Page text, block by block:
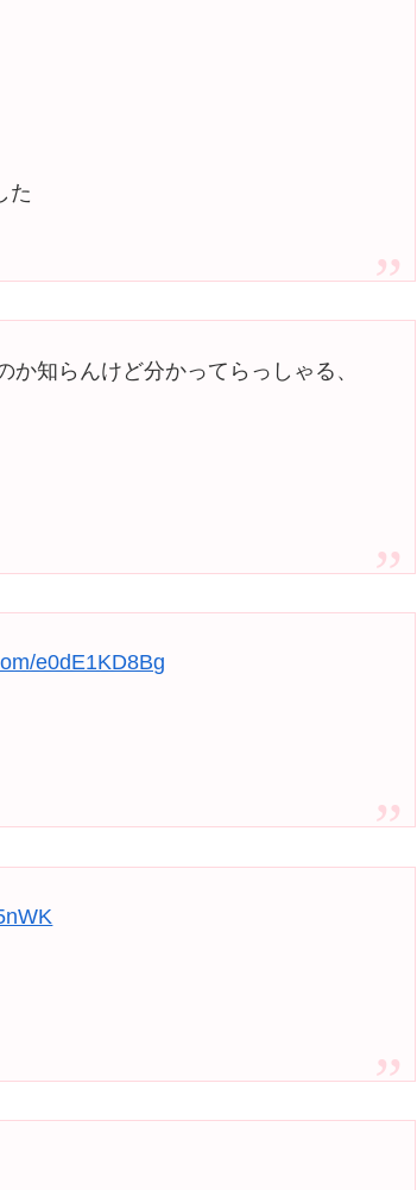
た
知らんけど分かってらっしゃる、
e0dE1KD8Bg